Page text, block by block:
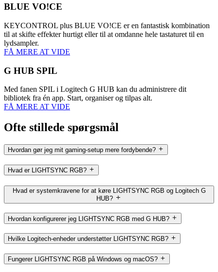
BLUE VO!CE
KEYCONTROL plus BLUE VO!CE er en fantastisk kombination
til at skifte effekter hurtigt eller til at omdanne hele tastaturet til en
lydsampler.
FÅ MERE AT VIDE
G HUB SPIL
Med fanen SPIL i Logitech G HUB kan du administrere dit
bibliotek fra én app. Start, organiser og tilpas alt.
FÅ MERE AT VIDE
Ofte stillede spørgsmål
Hvordan gør jeg mit gaming-setup mere fordybende?
Hvad er LIGHTSYNC RGB?
Hvad er systemkravene for at køre LIGHTSYNC RGB og Logitech G
HUB?
Hvordan konfigurerer jeg LIGHTSYNC RGB med G HUB?
Hvilke Logitech-enheder understøtter LIGHTSYNC RGB?
Fungerer LIGHTSYNC RGB på Windows og macOS?